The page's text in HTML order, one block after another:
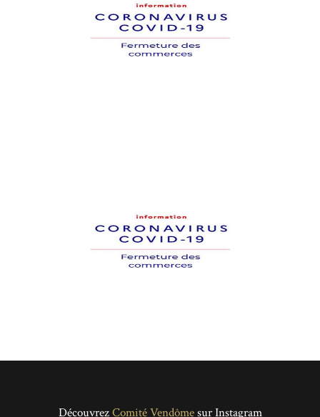
DécouvrezComité Vendômesur Instagram